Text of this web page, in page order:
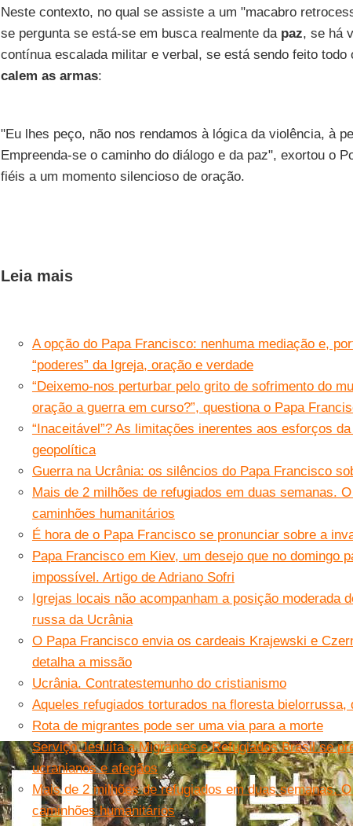
Neste contexto, no qual se assiste a um "macabro
se pergunta se está-se em busca realmente da paz, se há
contínua escalada militar e verbal, se está sendo feito todo
calem as armas:
"Eu lhes peço, não nos rendamos à lógica da violência, à
Empreenda-se o caminho do diálogo e da paz", exortou o
fiéis a um momento silencioso de oração.
Leia mais
A opção do Papa Francisco: nenhuma mediação e,
“poderes” da Igreja, oração e verdade
“Deixemo-nos perturbar pelo grito de sofrimento do
oração a guerra em curso?”, questiona o Papa
“Inaceitável”? As limitações inerentes aos esforços
geopolítica
Guerra na Ucrânia: os silêncios do Papa Francisco
Mais de 2 milhões de refugiados em duas semanas.
caminhões humanitários
É hora de o Papa Francisco se pronunciar sobre a
Papa Francisco em Kiev, um desejo que no domingo
impossível. Artigo de Adriano Sofri
Igrejas locais não acompanham a posição moderada
russa da Ucrânia
O Papa Francisco envia os cardeais Krajewski e
detalha a missão
Ucrânia. Contratestemunho do cristianismo
Aqueles refugiados torturados na floresta bielorrussa,
Rota de migrantes pode ser uma via para a morte
Serviço Jesuíta a Migrantes e Refugiados Brasil se
ucranianos e afegãos
Mais de 2 milhões de refugiados em duas semanas.
caminhões humanitários